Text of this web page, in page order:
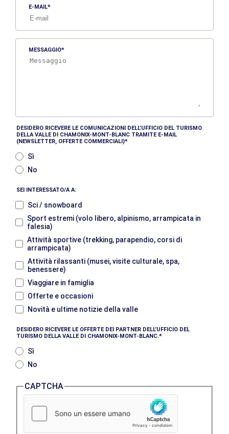
E-MAIL
MESSAGGIO
DESIDERO RICEVERE LE COMUNICAZIONI DELL’UFFICIO DEL TURISMO
DELLA VALLE DI CHAMONIX-MONT-BLANC TRAMITE E-MAIL
(NEWSLETTER, OFFERTE COMMERCIALI)
Sì
No
SEI INTERESSATO/A A:
Sci / snowboard
Sport estremi (volo libero, alpinismo, arrampicata in
falesia)
Attività sportive (trekking, parapendio, corsi di
arrampicata)
Attività rilassanti (musei, visite culturale, spa,
benessere)
Viaggiare in famiglia
Offerte e occasioni
Novità e ultime notizie della valle
DESIDERO RICEVERE LE OFFERTE DEI PARTNER DELL’UFFICIO DEL
TURISMO DELLA VALLE DI CHAMONIX-MONT-BLANC.
Sì
No
CAPTCHA